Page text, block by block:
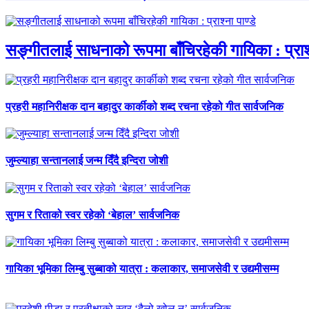
सङ्गीतलाई साधनाको रूपमा बाँचिरहेकी गायिका :
प्रहरी महानिरीक्षक दान बहादुर कार्कीको शब्द रचना रहेको गीत सार्वजनिक
जुम्ल्याहा सन्तानलाई जन्म दिँदै इन्दिरा जोशी
सुगम र रिताको स्वर रहेको ‘बेहाल’ सार्वजनिक
गायिका भूमिका लिम्बु सुब्बाको यात्रा : कलाकार, समाजसेवी र उद्यमीसम्म